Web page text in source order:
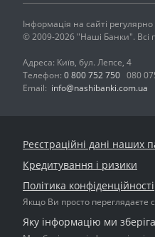
Інформація на сайті регулярно
© 2009-2026 "Наші Банки". Всі
Адреса: Київ, бул. Лепсе, 4
Телефон: 0 800 752 750 080
Email: info@nashibanki.com.ua
Реєстраційні дані наших
Кредитування і ризики
Політика конфіденційності
Якщо Ви просто переглядаєте
Яку інформацію ми